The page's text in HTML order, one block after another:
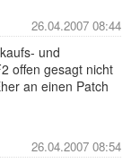
26.04.2007 08:44
und
offen gesagt nicht
an einen Patch
26.04.2007 08:54